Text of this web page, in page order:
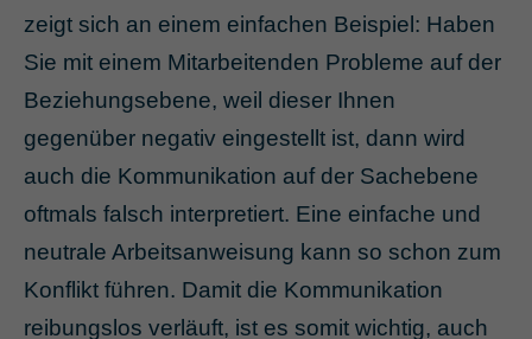
zeigt sich an einem einfachen Beispiel: Haben
Sie mit einem Mitarbeitenden Probleme auf der
Beziehungsebene, weil dieser Ihnen
gegenüber negativ eingestellt ist, dann wird
auch die Kommunikation auf der Sachebene
oftmals falsch interpretiert. Eine einfache und
neutrale Arbeitsanweisung kann so schon zum
Konflikt führen. Damit die Kommunikation
reibungslos verläuft, ist es somit wichtig, auch